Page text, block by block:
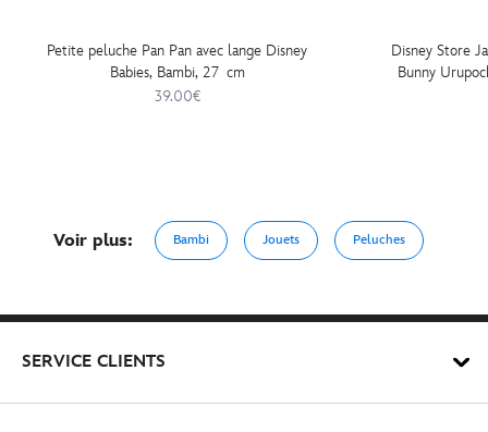
Petite peluche Pan Pan avec lange Disney
Babies, Bambi, 27 cm
39.00€
Disney Store
Bunny
Voir plus: Bambi Jouets Peluches
SERVICE CLIENTS